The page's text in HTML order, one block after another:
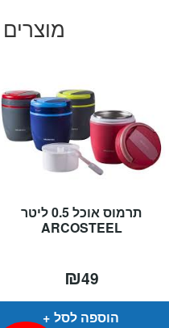
תרמוס אוכל 0.5 ליטר
ARCOSTEEL
₪49
הוספה לסל